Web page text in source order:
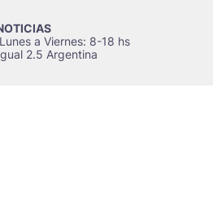
a Viernes: 8-18 hs
2.5 Argentina